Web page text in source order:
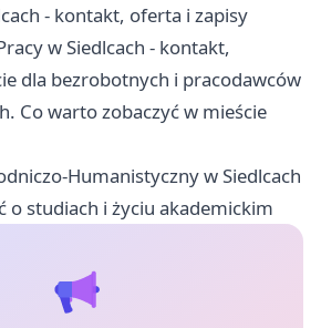
- kontakt, oferta i zapisy
w Siedlcach - kontakt,
dla bezrobotnych i pracodawców
Co warto zobaczyć w mieście
Humanistyczny w Siedlcach
o studiach i życiu akademickim